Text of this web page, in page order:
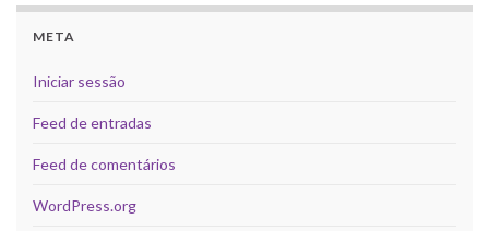
META
Iniciar sessão
Feed de entradas
Feed de comentários
WordPress.org